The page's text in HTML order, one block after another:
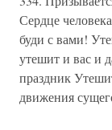
Сердце
буди с вами!
утешит и вас и
праздник
движения